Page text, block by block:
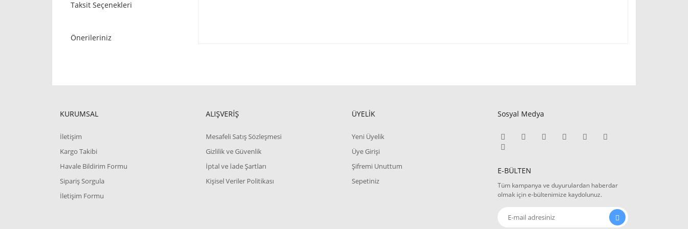
Taksit Seçenekleri
Önerileriniz
KURUMSAL
İletişim
Kargo Takibi
Havale Bildirim Formu
Sipariş Sorgula
İletişim Formu
ALIŞVERİŞ
Mesafeli Satış Sözleşmesi
Gizlilik ve Güvenlik
İptal ve İade Şartları
Kişisel Veriler Politikası
ÜYELİK
Yeni Üyelik
Üye Girişi
Şifremi Unuttum
Sepetiniz
Sosyal Medya
E-BÜLTEN
Tüm kampanya ve duyurulardan haberdar
olmak için e-bültenimize kaydolunuz.